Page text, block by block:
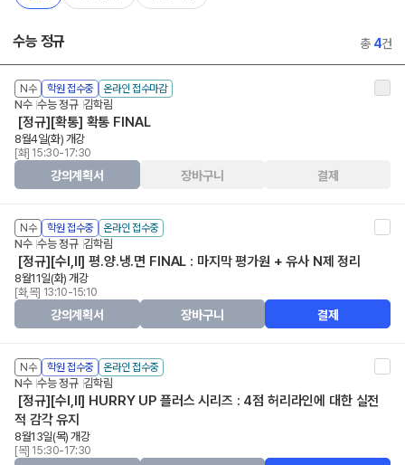
수능 정규 총 4건
N수 학원 접수중 온라인 접수마감
N수 수능 정규 김학림
[정규][확통] 확통 FINAL
8월4일(화) 개강
[화] 15:30-17:30
강의계획서 장바구니 결제
N수 학원 접수중 온라인 접수중
N수 수능 정규 김학림
[정규][수I,II] 평.양.냉.면 FINAL : 마지막 평가원 + 유사 N제 정리
8월11일(화) 개강
[화,목] 13:10-15:10
강의계획서 장바구니 결제
N수 학원 접수중 온라인 접수중
N수 수능 정규 김학림
[정규][수I,II] HURRY UP 플러스 시리즈 : 4점 허리라인에 대한 실전
적 감각 유지
8월13일(목) 개강
[목] 15:30-17:30